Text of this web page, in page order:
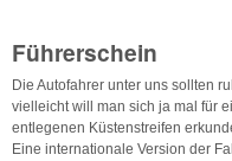
Führerschein
Die Autofahrer unter uns sollten
vielleicht will man sich ja mal für
entlegenen Küstenstreifen
Eine internationale Version der